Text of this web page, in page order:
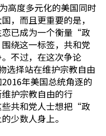
高度多元化的美国同时
，而且更重要的是，
已成为一个衡量“政
绕这一标签，共和党
不过，在这次争论
选择站在维护宗教自由
年美国总统角逐的
护宗教自由的行
共和党人士想把“政
少数人身上。